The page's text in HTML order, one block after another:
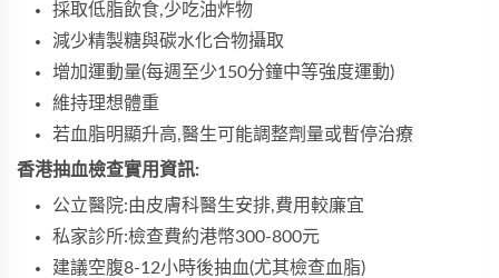
採取低脂飲食,少吃油炸物
減少精製糖與碳水化合物攝取
增加運動量(每週至少150分鐘中等強度運動)
維持理想體重
若血脂明顯升高,醫生可能調整劑量或暫停治療
香港抽血檢查實用資訊:
公立醫院:由皮膚科醫生安排,費用較廉宜
私家診所:檢查費約港幣300-800元
建議空腹8-12小時後抽血(尤其檢查血脂)